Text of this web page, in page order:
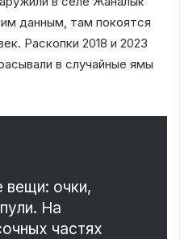
данным, там покоятся
Раскопки 2018 и 2023
в случайные ямы
вещи: очки,
На
частях